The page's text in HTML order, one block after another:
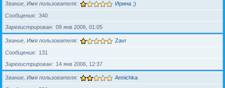
Звание, Имя пользователя Ирина ;)
Сообщения
340
Зарегистрирован
09 янв 2006, 01:05
Звание, Имя пользователя Zavr
Сообщения
131
Зарегистрирован
14 янв 2006, 12:37
Звание, Имя пользователя Annichka